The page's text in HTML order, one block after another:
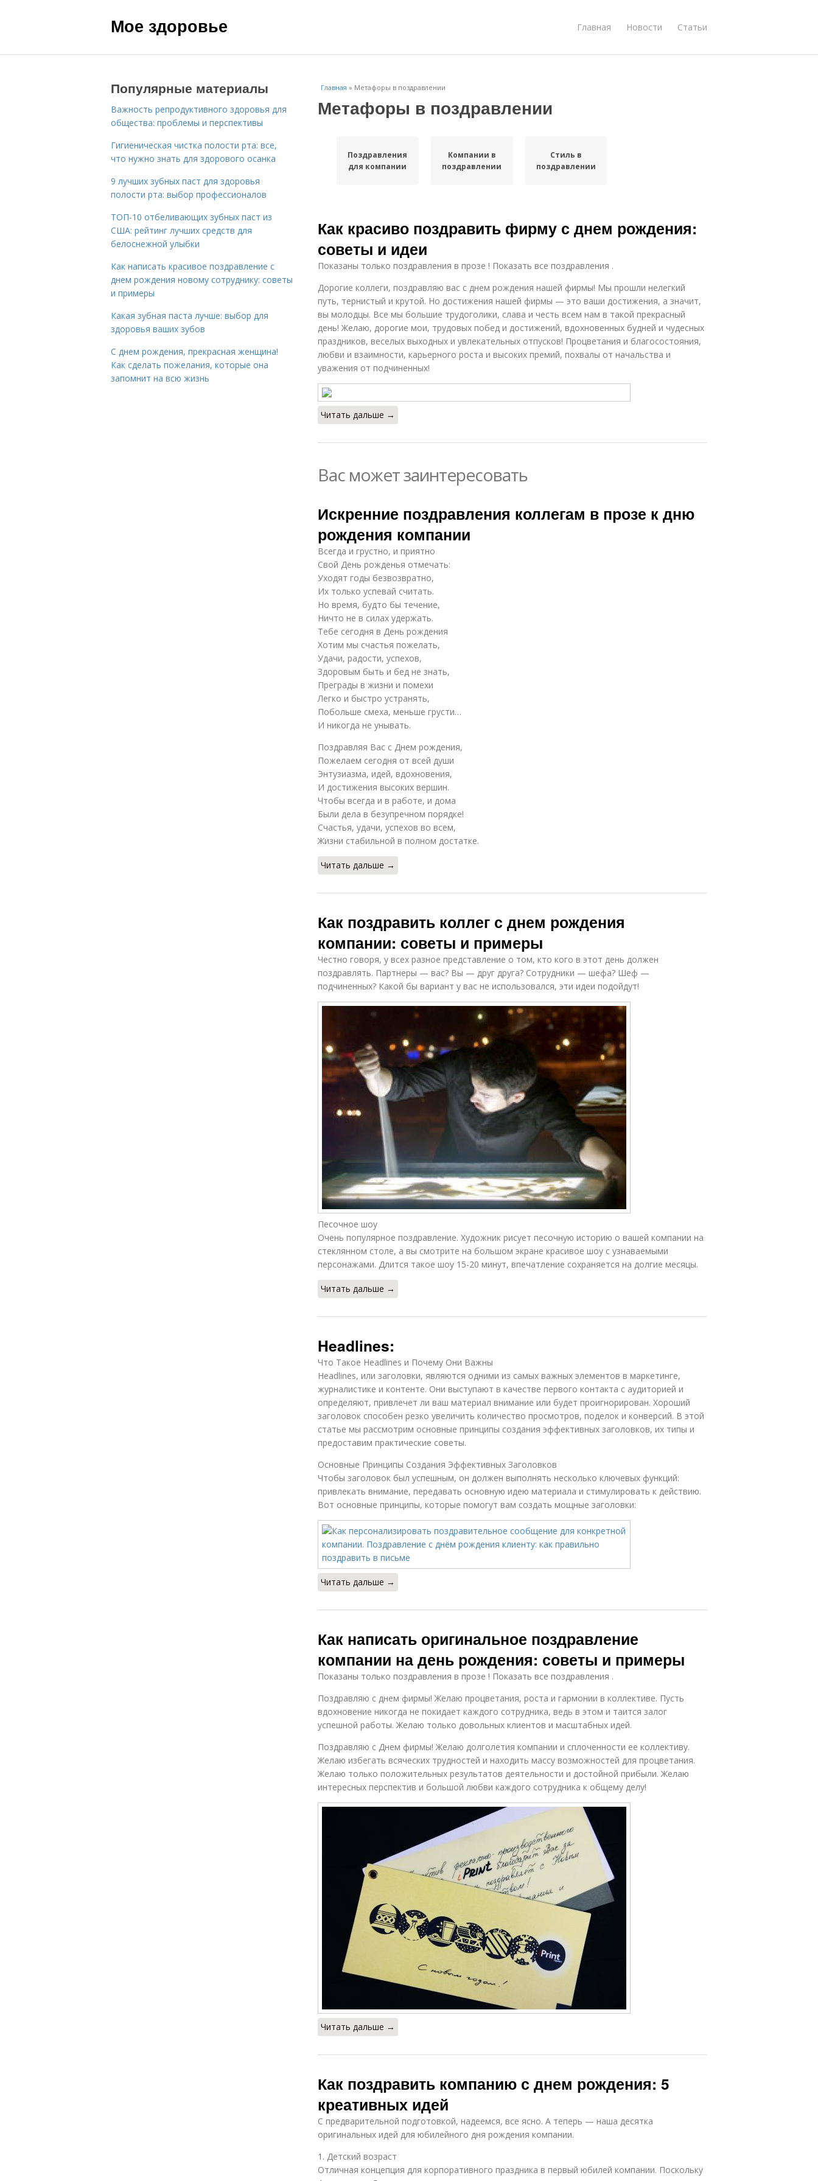
Мое здоровье Главная Новости Статьи
Главная » Метафоры в поздравлении
Метафоры в поздравлении
Поздравления
для компании
Компании в
поздравлении
Стиль в
поздравлении
Как красиво поздравить фирму с днем рождения:
советы и идеи
Показаны только поздравления в прозе ! Показать все поздравления .
Дорогие коллеги, поздравляю вас с днем рождения нашей фирмы! Мы прошли нелегкий
путь, тернистый и крутой. Но достижения нашей фирмы — это ваши достижения, а значит,
вы молодцы. Все мы большие трудоголики, слава и честь всем нам в такой прекрасный
день! Желаю, дорогие мои, трудовых побед и достижений, вдохновенных будней и чудесных
праздников, веселых выходных и увлекательных отпусков! Процветания и благосостояния,
любви и взаимности, карьерного роста и высоких премий, похвалы от начальства и
уважения от подчиненных!
Читать дальше →
Вас может заинтересовать
Искренние поздравления коллегам в прозе к дню
рождения компании
Всегда и грустно, и приятно
Свой День рожденья отмечать:
Уходят годы безвозвратно,
Их только успевай считать.
Но время, будто бы течение,
Ничто не в силах удержать.
Тебе сегодня в День рождения
Хотим мы счастья пожелать,
Удачи, радости, успехов,
Здоровым быть и бед не знать,
Преграды в жизни и помехи
Легко и быстро устранять,
Побольше смеха, меньше грусти…
И никогда не унывать.
Поздравляя Вас с Днем рождения,
Пожелаем сегодня от всей души
Энтузиазма, идей, вдохновения,
И достижения высоких вершин.
Чтобы всегда и в работе, и дома
Были дела в безупречном порядке!
Счастья, удачи, успехов во всем,
Жизни стабильной в полном достатке.
Читать дальше →
Как поздравить коллег с днем рождения
компании: советы и примеры
Честно говоря, у всех разное представление о том, кто кого в этот день должен
поздравлять. Партнеры — вас? Вы — друг друга? Сотрудники — шефа? Шеф —
подчиненных? Какой бы вариант у вас не использовался, эти идеи подойдут!
Песочное шоу
Очень популярное поздравление. Художник рисует песочную историю о вашей компании на
стеклянном столе, а вы смотрите на большом экране красивое шоу с узнаваемыми
персонажами. Длится такое шоу 15-20 минут, впечатление сохраняется на долгие месяцы.
Читать дальше →
Headlines:
Что Такое Headlines и Почему Они Важны
Headlines, или заголовки, являются одними из самых важных элементов в маркетинге,
журналистике и контенте. Они выступают в качестве первого контакта с аудиторией и
определяют, привлечет ли ваш материал внимание или будет проигнорирован. Хороший
заголовок способен резко увеличить количество просмотров, поделок и конверсий. В этой
статье мы рассмотрим основные принципы создания эффективных заголовков, их типы и
предоставим практические советы.
Основные Принципы Создания Эффективных Заголовков
Чтобы заголовок был успешным, он должен выполнять несколько ключевых функций:
привлекать внимание, передавать основную идею материала и стимулировать к действию.
Вот основные принципы, которые помогут вам создать мощные заголовки:
Читать дальше →
Как написать оригинальное поздравление
компании на день рождения: советы и примеры
Показаны только поздравления в прозе ! Показать все поздравления .
Поздравляю с днем фирмы! Желаю процветания, роста и гармонии в коллективе. Пусть
вдохновение никогда не покидает каждого сотрудника, ведь в этом и таится залог
успешной работы. Желаю только довольных клиентов и масштабных идей.
Поздравляю с Днем фирмы! Желаю долголетия компании и сплоченности ее коллективу.
Желаю избегать всяческих трудностей и находить массу возможностей для процветания.
Желаю только положительных результатов деятельности и достойной прибыли. Желаю
интересных перспектив и большой любви каждого сотрудника к общему делу!
Читать дальше →
Как поздравить компанию с днем рождения: 5
креативных идей
С предварительной подготовкой, надеемся, все ясно. А теперь — наша десятка
оригинальных идей для юбилейного дня рождения компании.
1. Детский возраст
Отличная концепция для корпоративного праздника в первый юбилей компании. Поскольку
Популярные материалы
Важность репродуктивного здоровья для
общества: проблемы и перспективы
Гигиеническая чистка полости рта: все,
что нужно знать для здорового осанка
9 лучших зубных паст для здоровья
полости рта: выбор профессионалов
ТОП-10 отбеливающих зубных паст из
США: рейтинг лучших средств для
белоснежной улыбки
Как написать красивое поздравление с
днем рождения новому сотруднику: советы
и примеры
Какая зубная паста лучше: выбор для
здоровья ваших зубов
С днем рождения, прекрасная женщина!
Как сделать пожелания, которые она
запомнит на всю жизнь